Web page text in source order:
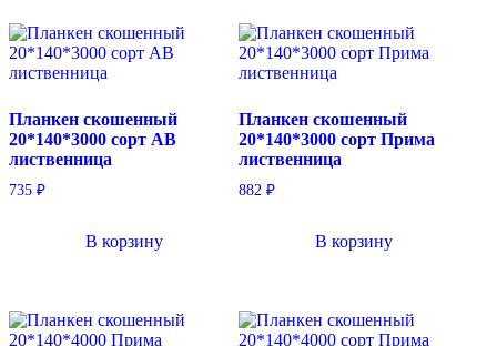
Планкен скошенный
20*140*3000 сорт AB
лиственница
735 ₽
В корзину
Планкен скошенный
20*140*3000 сорт Прима
лиственница
882₽
В корзину